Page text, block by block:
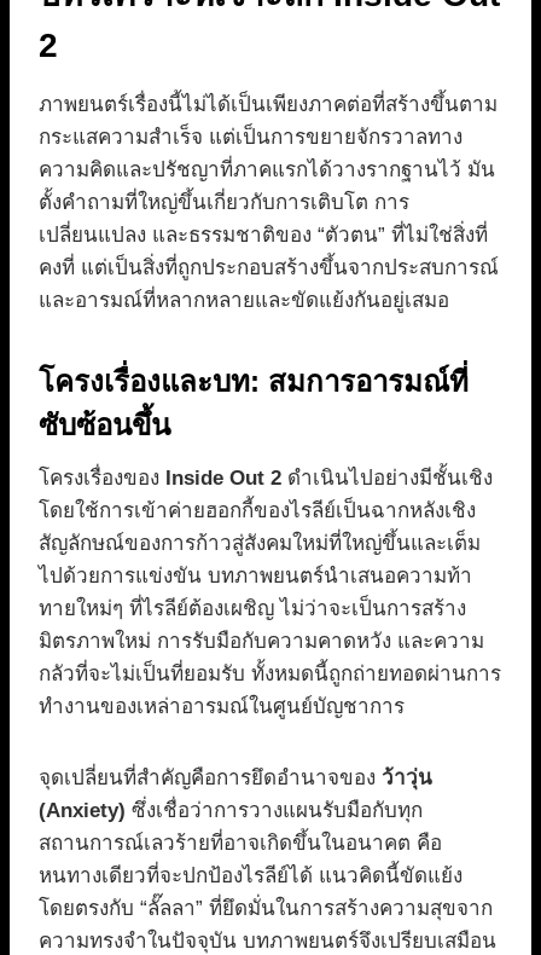
2
ภาพยนตร์เรื่องนี้ไม่ได้เป็นเพียงภาคต่อที่สร้างขึ้นตาม
กระแสความสำเร็จ แต่เป็นการขยายจักรวาลทาง
ความคิดและปรัชญาที่ภาคแรกได้วางรากฐานไว้ มัน
ตั้งคำถามที่ใหญ่ขึ้นเกี่ยวกับการเติบโต การ
เปลี่ยนแปลง และธรรมชาติของ “ตัวตน” ที่ไม่ใช่สิ่งที่
คงที่ แต่เป็นสิ่งที่ถูกประกอบสร้างขึ้นจากประสบการณ์
และอารมณ์ที่หลากหลายและขัดแย้งกันอยู่เสมอ
โครงเรื่องและบท: สมการอารมณ์ที่
ซับซ้อนขึ้น
โครงเรื่องของ Inside Out 2 ดำเนินไปอย่างมีชั้นเชิง
โดยใช้การเข้าค่ายฮอกกี้ของไรลีย์เป็นฉากหลังเชิง
สัญลักษณ์ของการก้าวสู่สังคมใหม่ที่ใหญ่ขึ้นและเต็ม
ไปด้วยการแข่งขัน บทภาพยนตร์นำเสนอความท้า
ทายใหม่ๆ ที่ไรลีย์ต้องเผชิญ ไม่ว่าจะเป็นการสร้าง
มิตรภาพใหม่ การรับมือกับความคาดหวัง และความ
กลัวที่จะไม่เป็นที่ยอมรับ ทั้งหมดนี้ถูกถ่ายทอดผ่านการ
ทำงานของเหล่าอารมณ์ในศูนย์บัญชาการ
จุดเปลี่ยนที่สำคัญคือการยึดอำนาจของ ว้าวุ่น
(Anxiety) ซึ่งเชื่อว่าการวางแผนรับมือกับทุก
สถานการณ์เลวร้ายที่อาจเกิดขึ้นในอนาคต คือ
หนทางเดียวที่จะปกป้องไรลีย์ได้ แนวคิดนี้ขัดแย้ง
โดยตรงกับ “ลั๊ลลา” ที่ยึดมั่นในการสร้างความสุขจาก
ความทรงจำในปัจจุบัน บทภาพยนตร์จึงเปรียบเสมือน